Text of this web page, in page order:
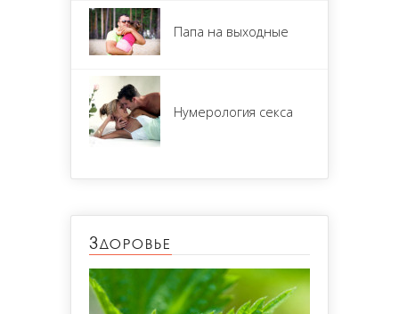
Папа на выходные
Нумерология секса
Здоровье